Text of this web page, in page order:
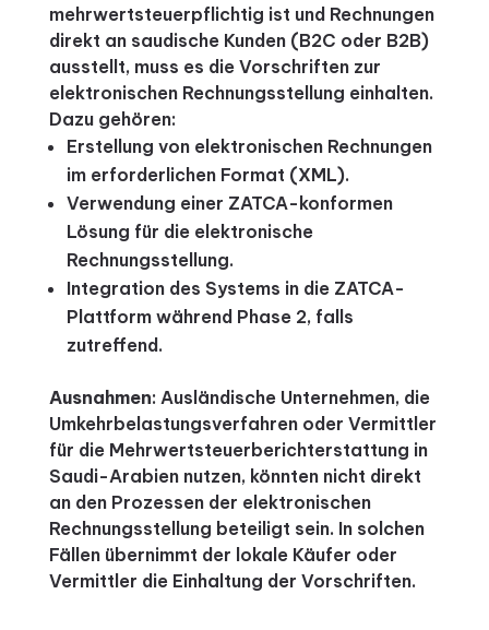
mehrwertsteuerpflichtig ist und Rechnungen
direkt an saudische Kunden (B2C oder B2B)
ausstellt, muss es die Vorschriften zur
elektronischen Rechnungsstellung einhalten.
Dazu gehören:
Erstellung von elektronischen Rechnungen
im erforderlichen Format (XML).
Verwendung einer ZATCA-konformen
Lösung für die elektronische
Rechnungsstellung.
Integration des Systems in die ZATCA-
Plattform während Phase 2, falls
zutreffend.
Ausnahmen: Ausländische Unternehmen, die
Umkehrbelastungsverfahren oder Vermittler
für die Mehrwertsteuerberichterstattung in
Saudi-Arabien nutzen, könnten nicht direkt
an den Prozessen der elektronischen
Rechnungsstellung beteiligt sein. In solchen
Fällen übernimmt der lokale Käufer oder
Vermittler die Einhaltung der Vorschriften.